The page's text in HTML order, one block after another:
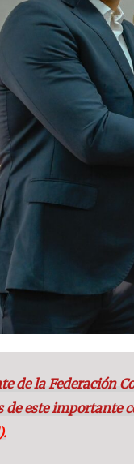
de la Federación
de este importante